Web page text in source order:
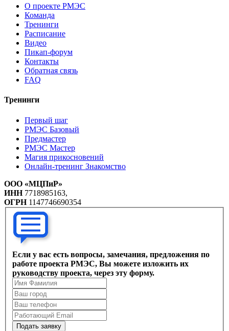
О проекте РМЭС
Команда
Тренинги
Расписание
Видео
Пикап-форум
Контакты
Обратная связь
FAQ
Тренинги
Первый шаг
РМЭС Базовый
Предмастер
РМЭС Мастер
Магия прикосновений
Онлайн-тренинг Знакомство
ООО «МЦПиР»
ИНН7718985163,
ОГРН1147746690354
Если у вас есть вопросы, замечания, предложения по
работе проекта РМЭС, Вы можете изложить их
руководству проекта, через эту форму.
Подать заявку